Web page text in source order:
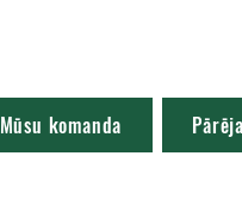
Mūsu komanda